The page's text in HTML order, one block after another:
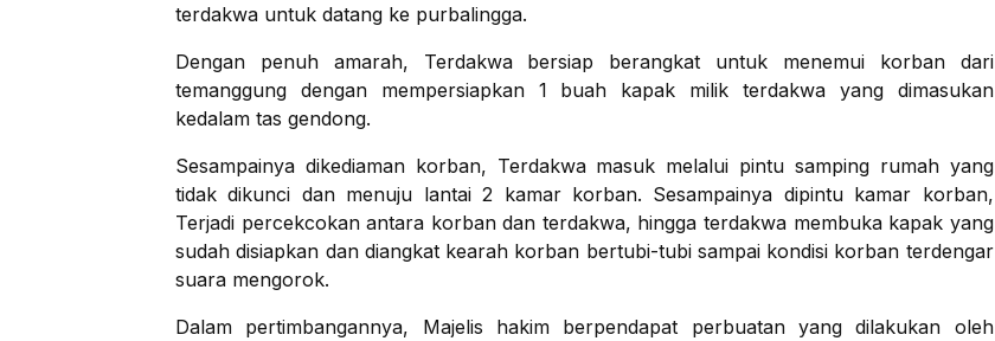
terdakwa untuk datang ke purbalingga.
Dengan penuh amarah, Terdakwa bersiap berangkat untuk menemui korban dari
temanggung dengan mempersiapkan 1 buah kapak milik terdakwa yang dimasukan
kedalam tas gendong.
Sesampainya dikediaman korban, Terdakwa masuk melalui pintu samping rumah yang
tidak dikunci dan menuju lantai 2 kamar korban. Sesampainya dipintu kamar korban,
Terjadi percekcokan antara korban dan terdakwa, hingga terdakwa membuka kapak yang
sudah disiapkan dan diangkat kearah korban bertubi-tubi sampai kondisi korban terdengar
suara mengorok.
Dalam pertimbangannya, Majelis hakim berpendapat perbuatan yang dilakukan oleh